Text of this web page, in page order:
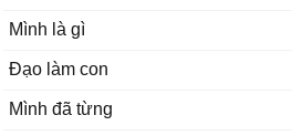
Mình là gì
Đạo làm con
Mình đã từng